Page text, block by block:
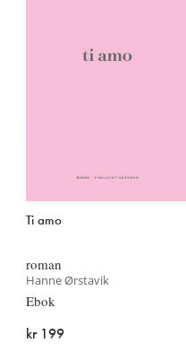
Ti amo
roman
Hanne Ørstavik
Ebok
kr 199